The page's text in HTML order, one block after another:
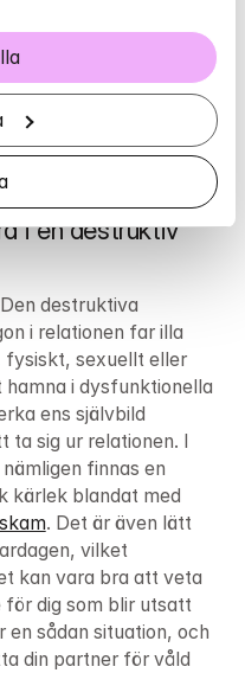
då det alltid
att någon vi
och relationen
ovan kan
följd av låga
i en destruktiv
destruktiva
i relationen far illa
fysiskt, sexuellt eller
i dysfunktionella
ens självbild
ta sig ur relationen. I
finnas en
kärlek blandat med
skam. Det är även lätt
vilket
kan vara bra att veta
dig som blir utsatt
sådan situation, och
din partner för våld